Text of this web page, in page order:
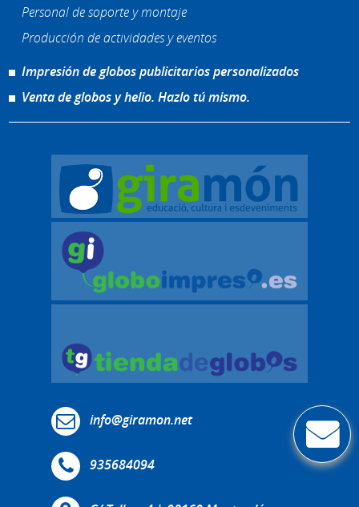
Personal de soporte y montaje
Producción de actividades y eventos
Impresión de globos publicitarios personalizados
Venta de globos y helio. Hazlo tú mismo.
info@giramon.net
935684094